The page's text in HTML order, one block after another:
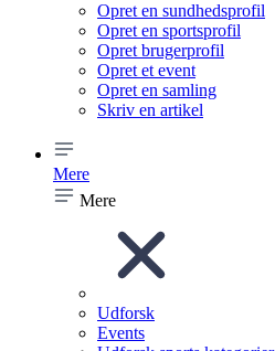
Opret en sundhedsprofil
Opret en sportsprofil
Opret brugerprofil
Opret et event
Opret en samling
Skriv en artikel
Mere
Mere
Udforsk
Events